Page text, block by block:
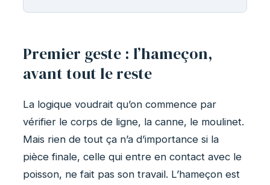
Premier geste : l’hameçon,
avant tout le reste
La logique voudrait qu’on commence par
vérifier le corps de ligne, la canne, le moulinet.
Mais rien de tout ça n’a d’importance si la
pièce finale, celle qui entre en contact avec le
poisson, ne fait pas son travail. L’hameçon est